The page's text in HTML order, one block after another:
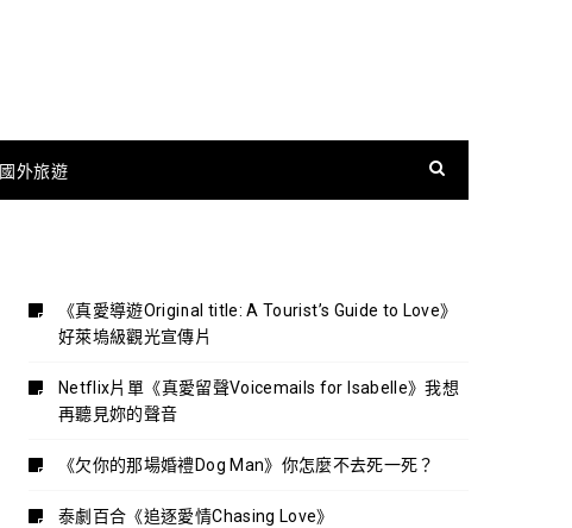
國外旅遊
《真愛導遊Original title: A Tourist’s Guide to Love》
好萊塢級觀光宣傳片
Netflix片單《真愛留聲Voicemails for Isabelle》我想
再聽見妳的聲音
《欠你的那場婚禮Dog Man》你怎麼不去死一死？
泰劇百合《追逐愛情Chasing Love》